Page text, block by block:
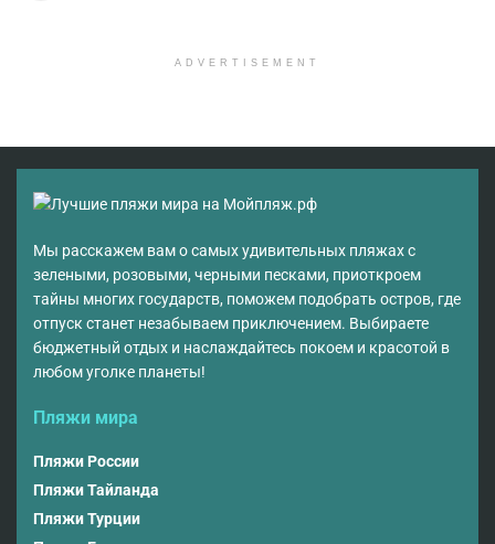
ADVERTISEMENT
Мы расскажем вам о самых удивительных пляжах с
зелеными, розовыми, черными песками, приоткроем
тайны многих государств, поможем подобрать остров, где
отпуск станет незабываем приключением. Выбираете
бюджетный отдых и наслаждайтесь покоем и красотой в
любом уголке планеты!
Пляжи мира
Пляжи России
Пляжи Тайланда
Пляжи Турции